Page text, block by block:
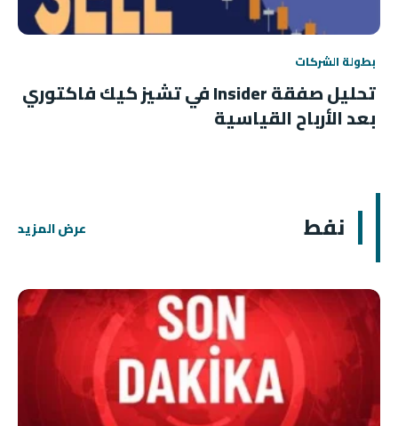
بطولة الشركات
تحليل صفقة Insider في تشيز كيك فاكتوري
بعد الأرباح القياسية
نفط عرض المزيد